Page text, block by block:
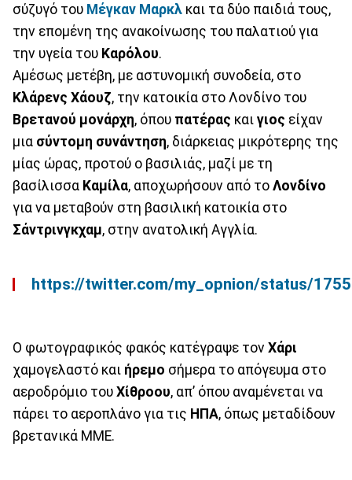
σύζυγό του Μέγκαν Μαρκλ και τα δύο παιδιά τους,
την επομένη της ανακοίνωσης του παλατιού για
την υγεία του Καρόλου.
Αμέσως μετέβη, με αστυνομική συνοδεία, στο
Κλάρενς Χάουζ, την κατοικία στο Λονδίνο του
Βρετανού μονάρχη, όπου πατέρας και γιος είχαν
μια σύντομη συνάντηση, διάρκειας μικρότερης της
μίας ώρας, προτού ο βασιλιάς, μαζί με τη
βασίλισσα Καμίλα, αποχωρήσουν από το Λονδίνο
για να μεταβούν στη βασιλική κατοικία στο
Σάντρινγκχαμ, στην ανατολική Αγγλία.
https://twitter.com/my_opnion/status/
Ο φωτογραφικός φακός κατέγραψε τον Χάρι
χαμογελαστό και ήρεμο σήμερα το απόγευμα στο
αεροδρόμιο του Χίθροου, απ’ όπου αναμένεται να
πάρει το αεροπλάνο για τις ΗΠΑ, όπως μεταδίδουν
βρετανικά ΜΜΕ.